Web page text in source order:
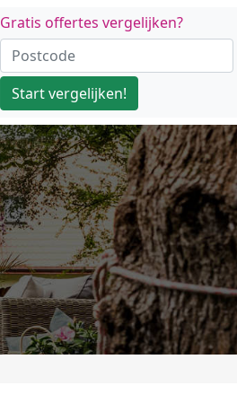
Gratis offertes vergelijken?
Start vergelijken!